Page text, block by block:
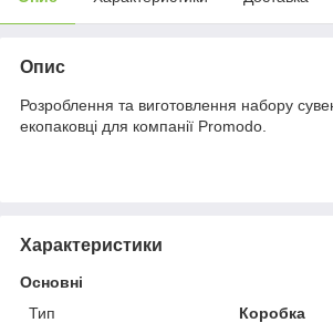
Опис
Розроблення та виготовлення набору
екопаковці для компанії Promodo.
Характеристики
Основні
Тип
Коробка